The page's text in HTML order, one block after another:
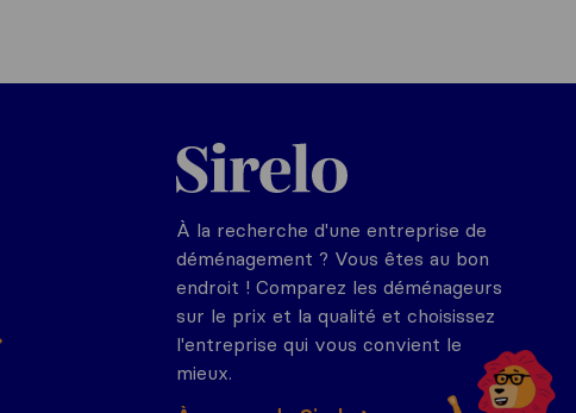
Sirelo.fr
À la recherche d'une entreprise de
déménagement ? Vous êtes au bon
endroit ! Comparez les déménageurs
sur le prix et la qualité et choisissez
l'entreprise qui vous convient le
mieux.